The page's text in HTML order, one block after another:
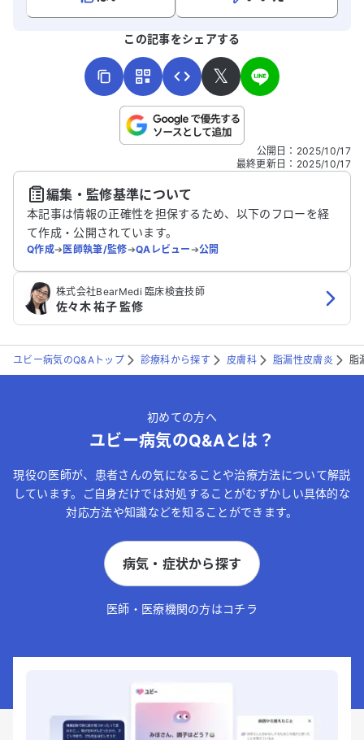
こちらは送信専用のフォームです。氏名やご自身の病気の詳細な
送信する
この記事をシェアする
𝕏
公開日 ： 2025/10/17
最終更新日 ： 2025/10/17
編集・監修基準について
本記事は情報の正確性を担保するため、以下のフローを経
て作成・公開されています。
Q作成➔医師執筆/監修➔QAレビュー➔公開
株式会社BearMedi 臨床検査技師
佐々木 祐子 監修
ユビー病気のQ&Aトップ 診療科から探す 皮膚科 脂漏性皮膚炎 脂
初めての方へ
ユビー病気のQ&Aとは？
現役の医師が、患者さんの気になることや治療方法について解説
しています。ご自身だけでは対処することがむずかしい具体的な
対応方法や知識などを知ることができます。
病気・症状から探す
医師・医療機関の方はコチラ